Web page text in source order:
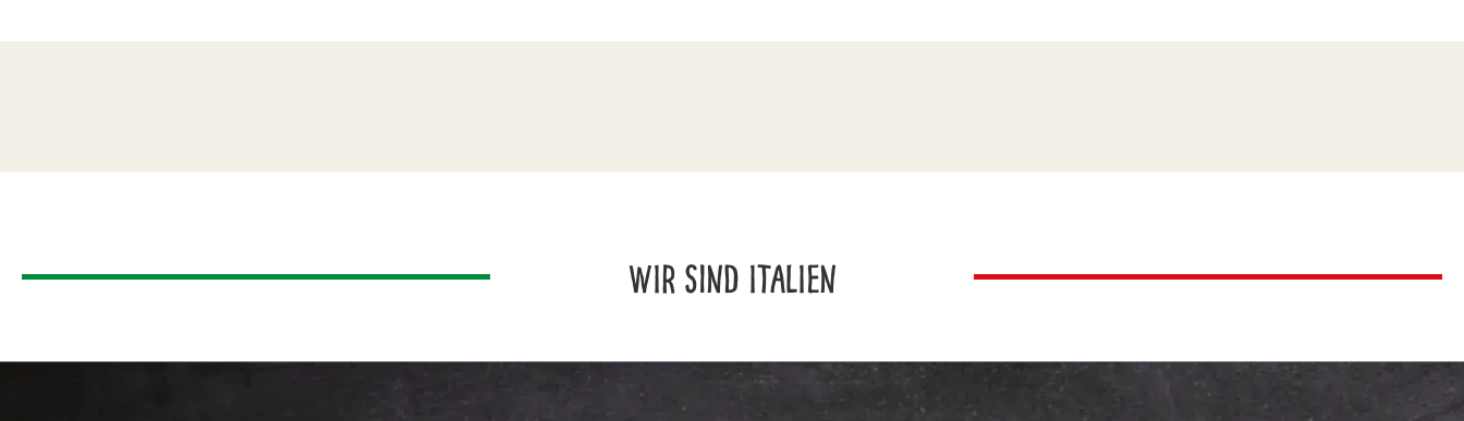
WIR SIND ITALIEN